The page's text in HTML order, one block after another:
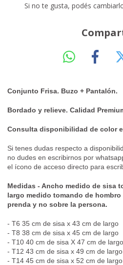
Si no te gusta, podés
Conjunto Frisa. Buzo + Pantalón.
Bordado y relieve. Calidad
Consulta disponibilidad de color
Si tenes dudas respecto a dis
no dudes en escribirnos por
el ícono de acceso directo para
Medidas - Ancho medido de sisa
largo medido tomando de hombro
prenda y no sobre la persona.
- T6 35 cm de sisa x 43 cm de largo
- T8 38 cm de sisa x 45 cm de largo
- T10 40 cm de sisa X 47 cm de largo.
- T12 43 cm de sisa x 49 cm de largo
- T14 45 cm de sisa x 52 cm de largo